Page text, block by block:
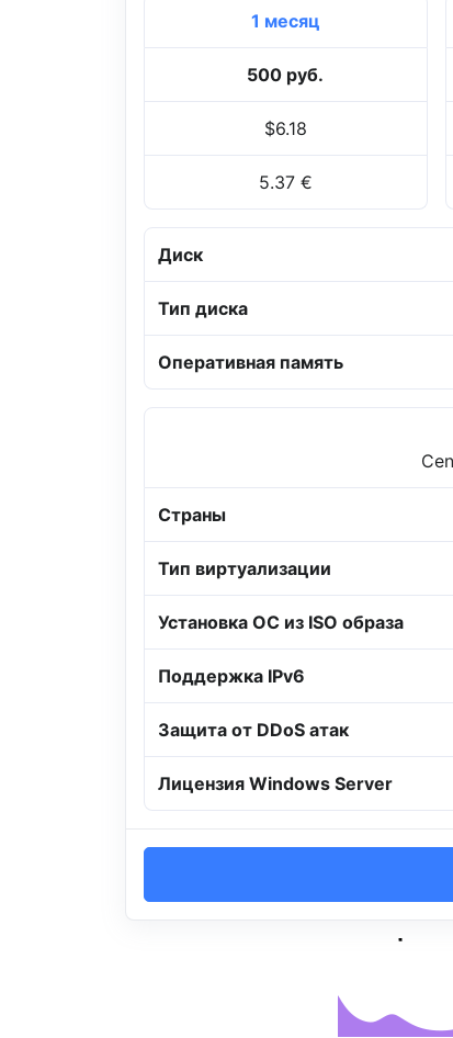
1 месяц
500 руб.
$6.18
5.37 €
Диск
Тип диска
Оперативная память
Страны
Тип виртуализации
Установка ОС из ISO образа
Поддержка IPv6
Защита от DDoS атак
Лицензия Windows Server